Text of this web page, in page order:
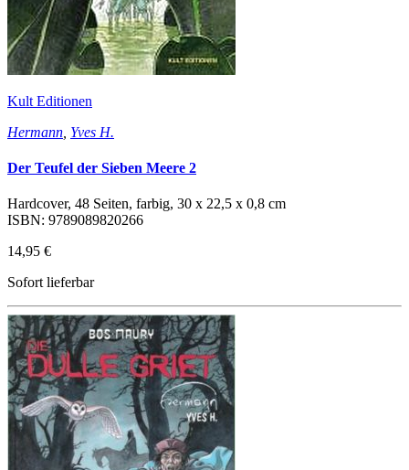
Kult Editionen
Hermann Yves H.
Der Teufel der Sieben Meere 2
Hardcover, 48 Seiten, farbig, 30 x 22,5 x 0,8 cm
ISBN: 9789089820266
14,95 €
Sofort lieferbar